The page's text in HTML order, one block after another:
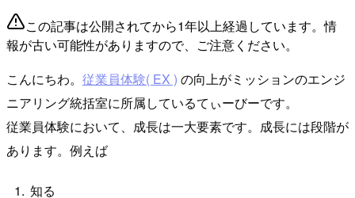
この記事は公開されてから1年以上経過しています。情
報が古い可能性がありますので、ご注意ください。
こんにちわ。 従業員体験( EX ) の向上がミッションのエンジ
ニアリング統括室に所属しているてぃーびーです。
従業員体験において、成長は一大要素です。成長には段階が
あります。例えば
知る